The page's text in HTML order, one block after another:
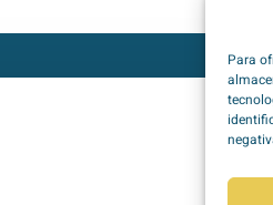
Para